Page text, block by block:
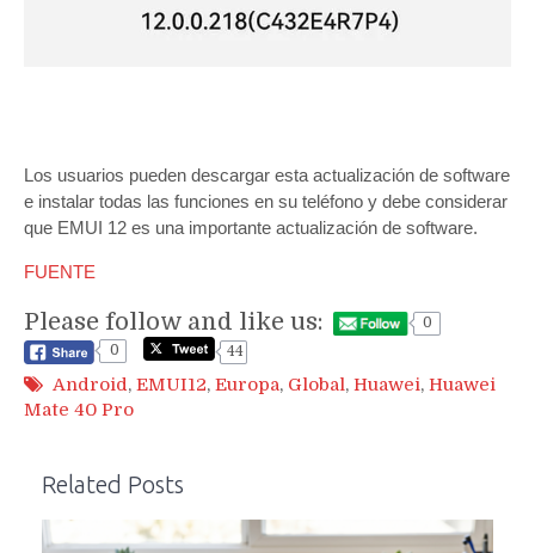
Los usuarios pueden descargar esta actualización de software
e instalar todas las funciones en su teléfono y debe considerar
que EMUI 12 es una importante actualización de software.
FUENTE
Please follow and like us:
0
0
44
Android, EMUI12, Europa, Global, Huawei, Huawei
Mate 40 Pro
Related Posts